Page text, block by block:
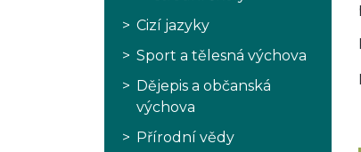
Cizí jazyky
Sport a tělesná výchova
Dějepis a občanská
výchova
Přírodní vědy